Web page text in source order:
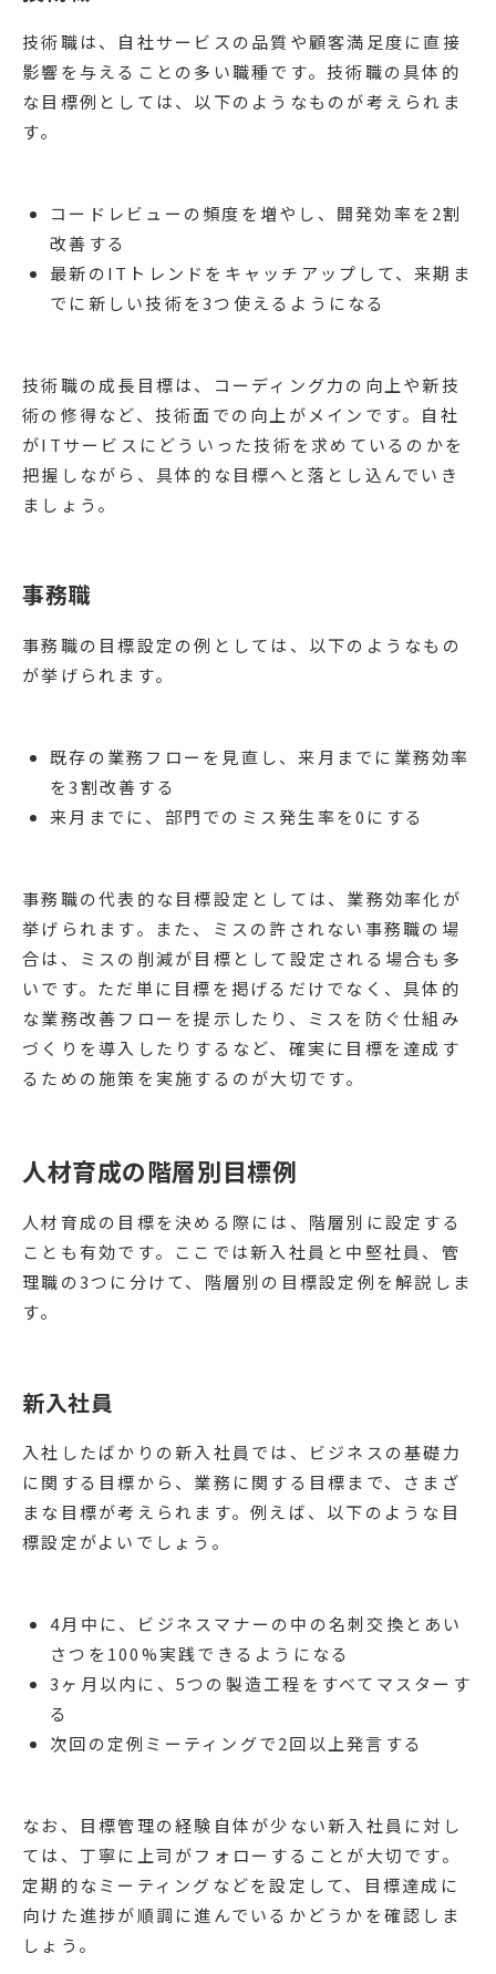
技術職は、自社サービスの品質や顧客満足度に直接
影響を与えることの多い職種です。技術職の具体的
な目標例としては、以下のようなものが考えられま
す。
コードレビューの頻度を増やし、開発効率を2割
改善する
最新のITトレンドをキャッチアップして、来期ま
でに新しい技術を3つ使えるようになる
技術職の成長目標は、コーディング力の向上や新技
術の修得など、技術面での向上がメインです。自社
がITサービスにどういった技術を求めているのかを
把握しながら、具体的な目標へと落とし込んでいき
ましょう。
事務職
事務職の目標設定の例としては、以下のようなもの
が挙げられます。
既存の業務フローを見直し、来月までに業務効率
を3割改善する
来月までに、部門でのミス発生率を0にする
事務職の代表的な目標設定としては、業務効率化が
挙げられます。また、ミスの許されない事務職の場
合は、ミスの削減が目標として設定される場合も多
いです。ただ単に目標を掲げるだけでなく、具体的
な業務改善フローを提示したり、ミスを防ぐ仕組み
づくりを導入したりするなど、確実に目標を達成す
るための施策を実施するのが大切です。
人材育成の階層別目標例
人材育成の目標を決める際には、階層別に設定する
ことも有効です。ここでは新入社員と中堅社員、管
理職の3つに分けて、階層別の目標設定例を解説しま
す。
新入社員
入社したばかりの新入社員では、ビジネスの基礎力
に関する目標から、業務に関する目標まで、さまざ
まな目標が考えられます。例えば、以下のような目
標設定がよいでしょう。
4月中に、ビジネスマナーの中の名刺交換とあい
さつを100%実践できるようになる
3ヶ月以内に、5つの製造工程をすべてマスターす
る
次回の定例ミーティングで2回以上発言する
なお、目標管理の経験自体が少ない新入社員に対し
ては、丁寧に上司がフォローすることが大切です。
定期的なミーティングなどを設定して、目標達成に
向けた進捗が順調に進んでいるかどうかを確認しま
しょう。